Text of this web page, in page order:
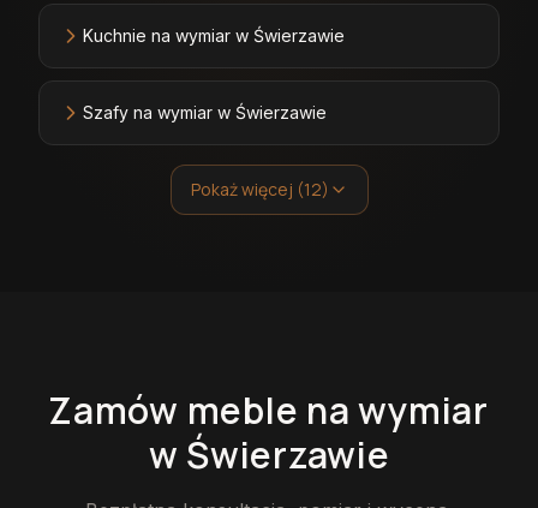
Kuchnie na wymiar w Świerzawie
Szafy na wymiar w Świerzawie
Pokaż więcej (12)
Zamów meble na wymiar
w Świerzawie